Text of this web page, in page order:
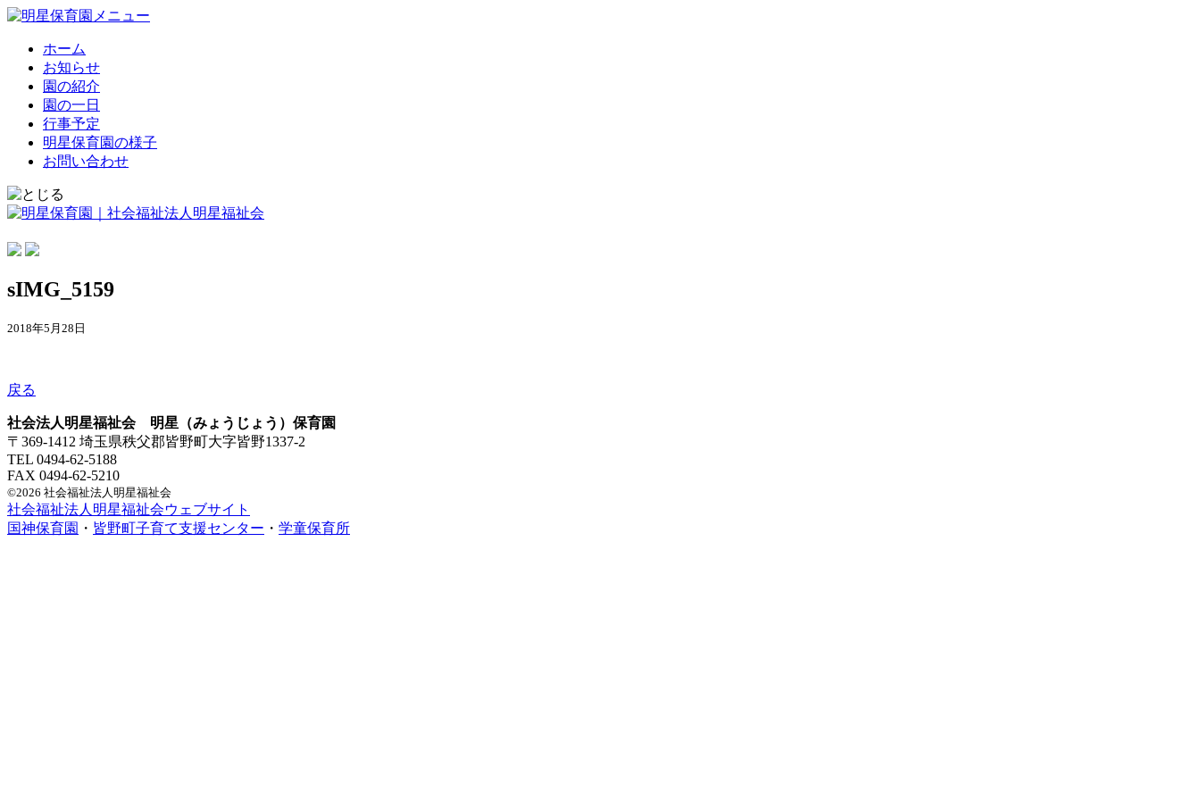
ホーム
お知らせ
園の紹介
園の一日
行事予定
明星保育園の様子
お問い合わせ
sIMG_5159
2018年5月28日
戻る
社会法人明星福祉会 明星（みょうじょう）保育園
〒369-1412 埼玉県秩父郡皆野町大字皆野1337-2
TEL 0494-62-5188
FAX 0494-62-5210
©2026 社会福祉法人明星福祉会
社会福祉法人明星福祉会ウェブサイト
国神保育園 ・ 皆野町子育て支援センター ・ 学童保育所